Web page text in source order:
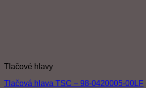
Tlačové hlavy
Tlačová hlava TSC – 98-0420005-00LF